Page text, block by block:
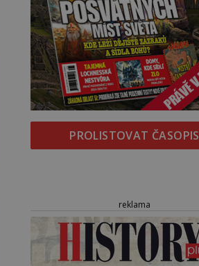
PROLISTOVAT ČASOPIS
reklama